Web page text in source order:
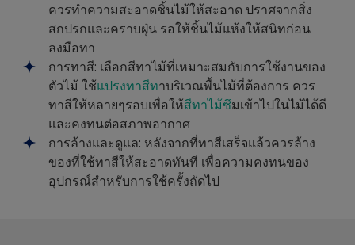
ควรทำความสะอาดชิ้นไม้ให้สะอาด ปราศจากสิ่ง
สกปรกและคราบฝุ่น รอให้ชิ้นไม้แห้งให้สนิทก่อน
ลงมือทา
การทาสี: เลือกสีทาไม้ที่เหมาะสมกับการใช้งานของ
ตัวไม้ ใช้แปรงทาสีทาบริเวณพื้นไม้ที่ต้องการ ควร
ทาสีให้หลายๆรอบเพื่อให้สีทาไม้ซึมเข้าไปในไม้ได้ดี
และคงทนต่อสภาพอากาศ
การล้างและดูแล: หลังจากที่ทาสีเสร็จแล้วควรล้าง
ของที่ใช้ทาสีให้สะอาดทันที เพื่อความคงทนของ
อุปกรณ์สำหรับการใช้ครั้งถัดไป